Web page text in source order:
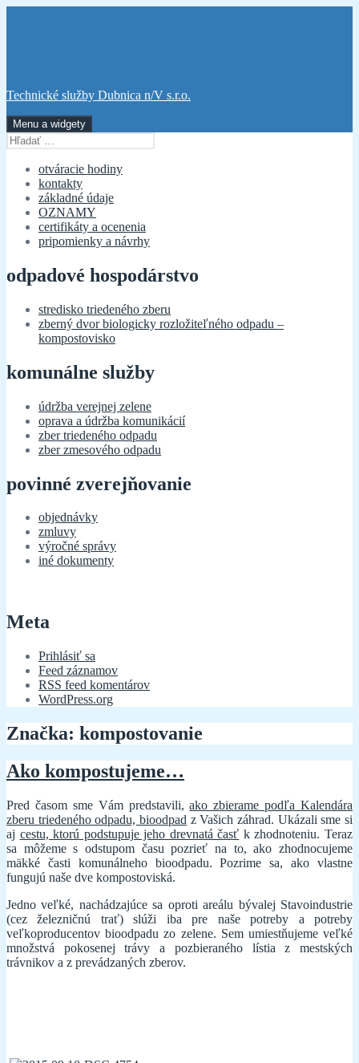
Technické služby Dubnica n/V s.r.o.
Menu a widgety
Hľadať:
otváracie hodiny
kontakty
základné údaje
OZNAMY
certifikáty a ocenenia
pripomienky a návrhy
odpadové hospodárstvo
stredisko triedeného zberu
zberný dvor biologicky rozložiteľného odpadu –
kompostovisko
komunálne služby
údržba verejnej zelene
oprava a údržba komunikácií
zber triedeného odpadu
zber zmesového odpadu
povinné zverejňovanie
objednávky
zmluvy
výročné správy
iné dokumenty
Meta
Prihlásiť sa
Feed záznamov
RSS feed komentárov
WordPress.org
Značka: kompostovanie
Ako kompostujeme…
Pred časom sme Vám predstavili,ako zbierame podľa Kalendára
zberu triedeného odpadu, bioodpad z Vašich záhrad. Ukázali sme si
aj cestu, ktorú podstupuje jeho drevnatá časť k zhodnoteniu. Teraz
sa môžeme s odstupom času pozrieť na to, ako zhodnocujeme
mäkké časti komunálneho bioodpadu. Pozrime sa, ako vlastne
fungujú naše dve kompostoviská.
Jedno veľké, nachádzajúce sa oproti areálu bývalej Stavoindustrie
(cez železničnú trať) slúži iba pre naše potreby a potreby
veľkoproducentov bioodpadu zo zelene. Sem umiestňujeme veľké
množstvá pokosenej trávy a pozbieraného lístia z mestských
trávnikov a z prevádzaných zberov.